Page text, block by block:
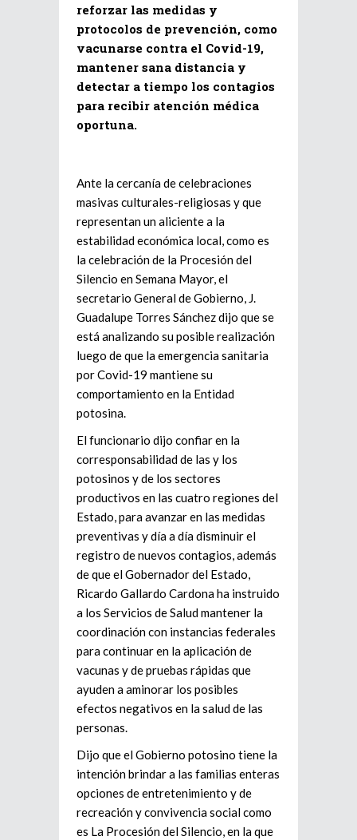
reforzar las medidas y
protocolos de prevención, como
vacunarse contra el Covid-19,
mantener sana distancia y
detectar a tiempo los contagios
para recibir atención médica
oportuna.
Ante la cercanía de celebraciones
masivas culturales-religiosas y que
representan un aliciente a la
estabilidad económica local, como es
la celebración de la Procesión del
Silencio en Semana Mayor, el
secretario General de Gobierno, J.
Guadalupe Torres Sánchez dijo que se
está analizando su posible realización
luego de que la emergencia sanitaria
por Covid-19 mantiene su
comportamiento en la Entidad
potosina.
El funcionario dijo confiar en la
corresponsabilidad de las y los
potosinos y de los sectores
productivos en las cuatro regiones del
Estado, para avanzar en las medidas
preventivas y día a día disminuir el
registro de nuevos contagios, además
de que el Gobernador del Estado,
Ricardo Gallardo Cardona ha instruido
a los Servicios de Salud mantener la
coordinación con instancias federales
para continuar en la aplicación de
vacunas y de pruebas rápidas que
ayuden a aminorar los posibles
efectos negativos en la salud de las
personas.
Dijo que el Gobierno potosino tiene la
intención brindar a las familias enteras
opciones de entretenimiento y de
recreación y convivencia social como
es La Procesión del Silencio, en la que